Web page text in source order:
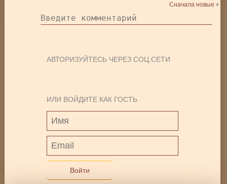
Сначала новые
АВТОРИЗУЙТЕСЬ ЧЕРЕЗ СОЦ.СЕТИ
ИЛИ ВОЙДИТЕ КАК ГОСТЬ
Войти